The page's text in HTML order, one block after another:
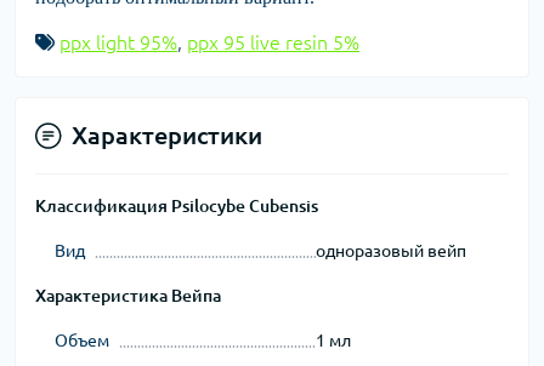
ppx light 95%, ppx 95 live resin 5%
Характеристики
Классификация Psilocybe Cubensis
Вид одноразовый вейп
Характеристика Вейпа
Объем 1 мл